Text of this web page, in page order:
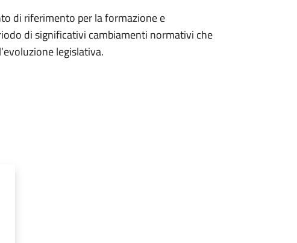
di riferimento per la formazione e
di significativi cambiamenti normativi che
legislativa.